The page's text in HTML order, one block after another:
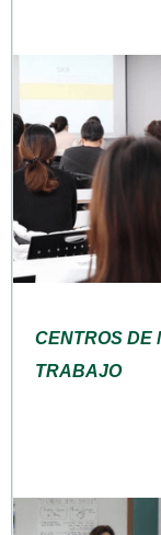
CENTROS DE
TRABAJO